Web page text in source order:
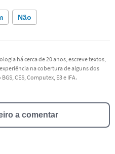
Não
incorreta
que procuro
há cerca de 20 anos, escreve textos,
na cobertura de alguns dos
CES, Computex, E3 e IFA.
a comentar